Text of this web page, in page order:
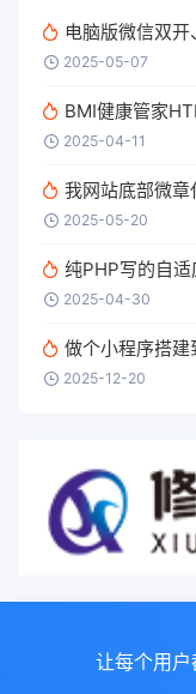
电脑版微信双
2025-05-07
BMI健康管家
2025-04-11
我网站底部微章
2025-05-20
纯PHP写的自
2025-04-30
做个小程序搭建
2025-12-20
让每个用